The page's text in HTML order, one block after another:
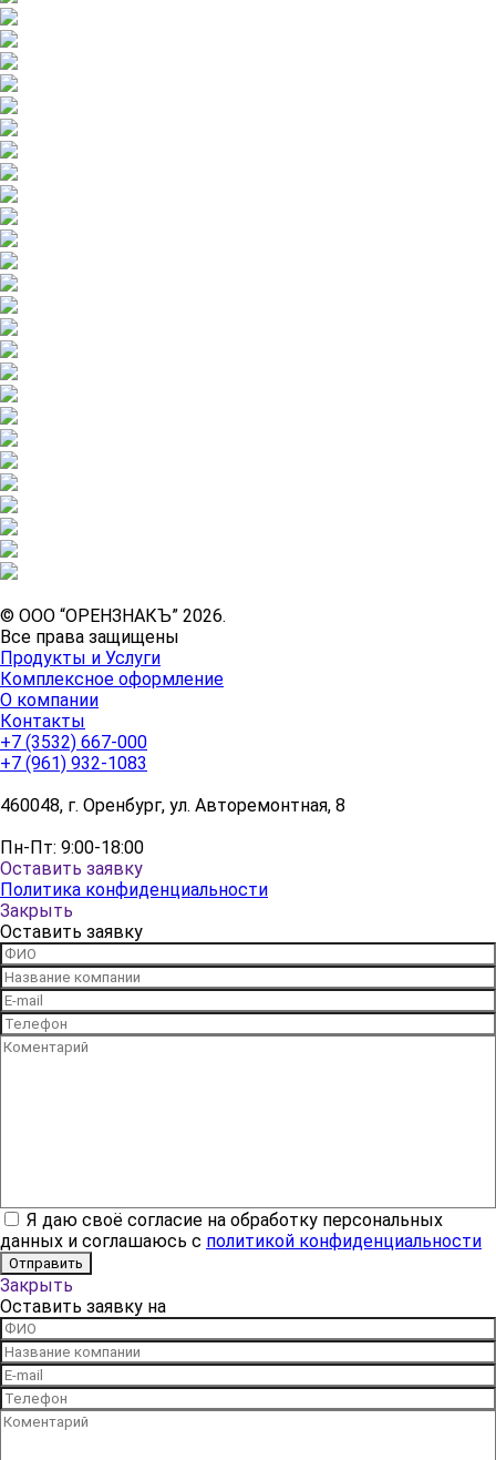
© ООО “ОРЕНЗНАКЪ” 2026.
Все права защищены
Продукты и Услуги
Комплексное оформление
О компании
Контакты
+7 (3532) 667-000
+7 (961) 932-1083
460048, г. Оренбург, ул. Авторемонтная, 8
Пн-Пт: 9:00-18:00
Оставить заявку
Политика конфиденциальности
Закрыть
Оставить заявку
Я даю своё согласие на обработку персональных
данных и соглашаюсь с политикой конфиденциальности
Закрыть
Оставить заявку на